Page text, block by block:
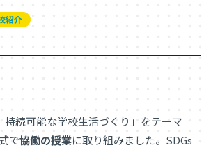
紹介
持続可能な学校生活づくり」をテーマ
で協働の授業に取り組みました。SDGs